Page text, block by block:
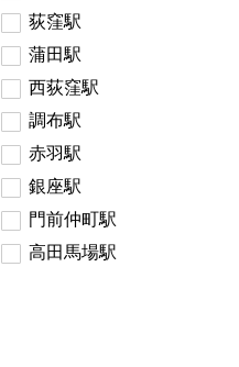
荻窪駅
蒲田駅
西荻窪駅
調布駅
赤羽駅
銀座駅
門前仲町駅
高田馬場駅